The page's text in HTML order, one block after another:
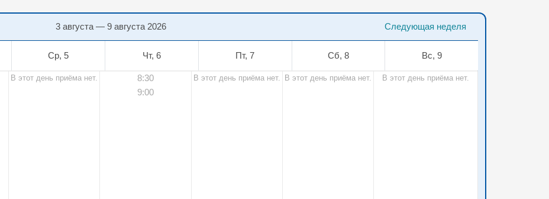
Следующая неделя
3 августа — 9 августа 2026
Ср, 5 Чт, 6 Пт, 7 Сб, 8 Вс, 9
В этот день приёма нет.
8:30
9:00
В этот день приёма нет. В этот день приёма нет. В этот день приёма нет.